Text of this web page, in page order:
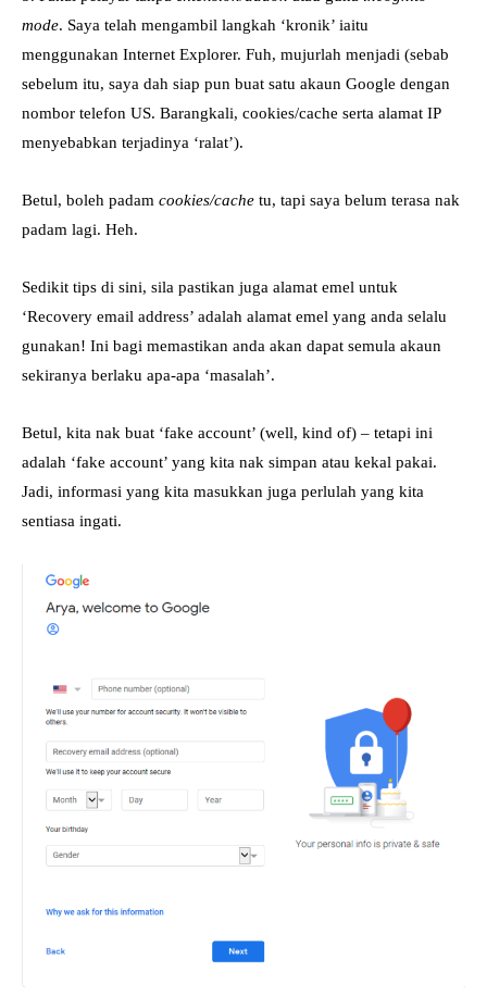
mode. Saya telah mengambil langkah ‘kronik’ iaitu
menggunakan Internet Explorer. Fuh, mujurlah menjadi (sebab
sebelum itu, saya dah siap pun buat satu akaun Google dengan
nombor telefon US. Barangkali, cookies/cache serta alamat IP
menyebabkan terjadinya ‘ralat’).
Betul, boleh padam cookies/cache tu, tapi saya belum terasa nak
padam lagi. Heh.
Sedikit tips di sini, sila pastikan juga alamat emel untuk
‘Recovery email address’ adalah alamat emel yang anda selalu
gunakan! Ini bagi memastikan anda akan dapat semula akaun
sekiranya berlaku apa-apa ‘masalah’.
Betul, kita nak buat ‘fake account’ (well, kind of) – tetapi ini
adalah ‘fake account’ yang kita nak simpan atau kekal pakai.
Jadi, informasi yang kita masukkan juga perlulah yang kita
sentiasa ingati.